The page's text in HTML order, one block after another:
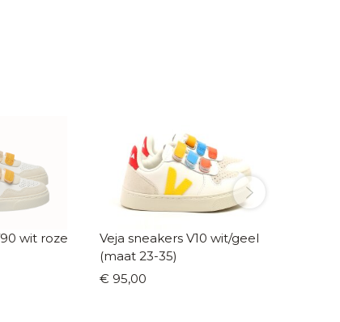
Veja sneakers V10 wit/geel
(maat 23-35)
€ 95,00